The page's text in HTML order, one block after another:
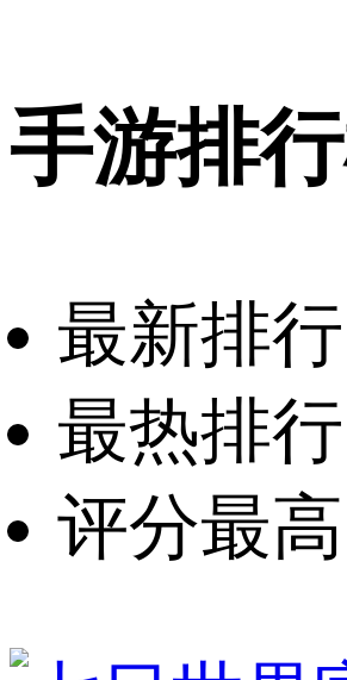
手游排
最新排行
最热排行
评分最高